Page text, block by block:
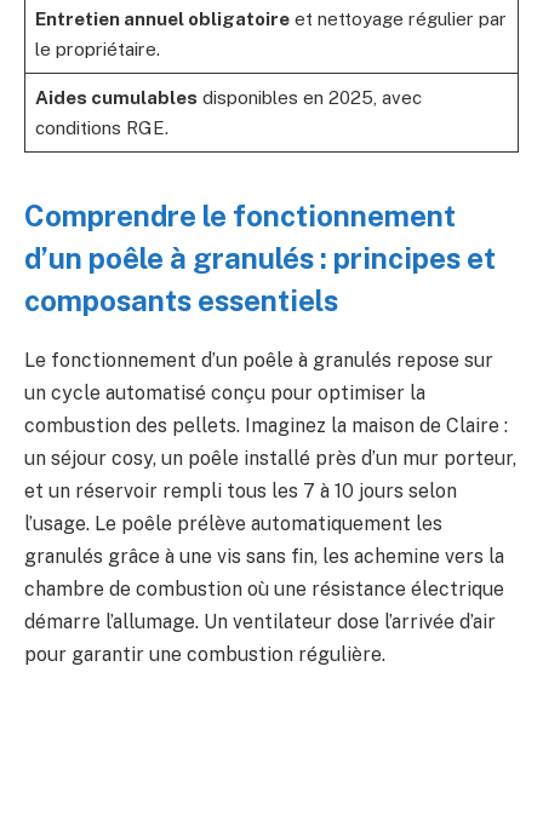
Entretien annuel obligatoireet nettoyage régulier par
le propriétaire.
Aides cumulables disponibles en 2025, avec
conditions RGE.
Comprendre le fonctionnement
d’un poêle à granulés : principes et
composants essentiels
Le fonctionnement d’un poêle à granulés repose sur
un cycle automatisé conçu pour optimiser la
combustion des pellets. Imaginez la maison de Claire :
un séjour cosy, un poêle installé près d’un mur porteur,
et un réservoir rempli tous les 7 à 10 jours selon
l’usage. Le poêle prélève automatiquement les
granulés grâce à une vis sans fin, les achemine vers la
chambre de combustion où une résistance électrique
démarre l’allumage. Un ventilateur dose l’arrivée d’air
pour garantir une combustion régulière.